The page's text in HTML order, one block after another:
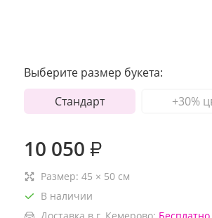
Выберите размер букета:
Стандарт
+30%
10 050 ₽
Размер: 45 × 50 см
В наличии